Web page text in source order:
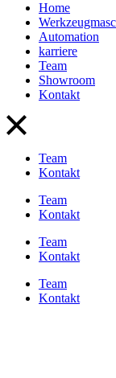
Home
Automation
karriere
Team
Showroom
Kontakt
Team
Kontakt
Team
Kontakt
Team
Kontakt
Team
Kontakt